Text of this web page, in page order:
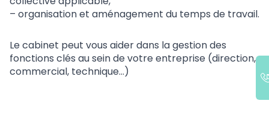
– organisation et aménagement du temps de travail.
Le cabinet peut vous aider dans la gestion des
fonctions clés au sein de votre entreprise (direction,
commercial, technique…)